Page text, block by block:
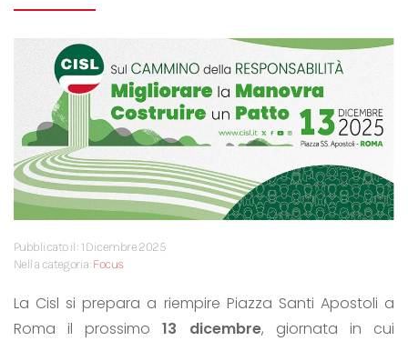
Pubblicato il: 1 Dicembre 2025
Nella categoria:Focus
La Cisl si prepara a riempire Piazza Santi Apostoli a
Roma il prossimo13 dicembre, giornata in cui